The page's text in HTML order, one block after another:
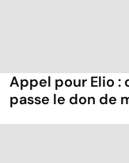
Appel pour Elio :
passe le don de